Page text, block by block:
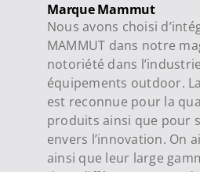
Marque Mammut
Nous avons choisi
MAMMUT dans notre
notoriété dans
équipements outdoor.
est reconnue pour la
produits ainsi que pour
envers l’innovation. On
ainsi que leur large